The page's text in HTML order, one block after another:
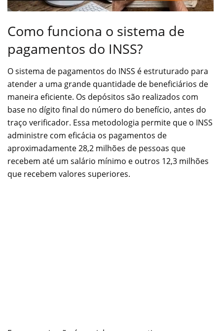
Como funciona o sistema de
pagamentos do INSS?
O sistema de pagamentos do INSS é estruturado para
atender a uma grande quantidade de beneficiários de
maneira eficiente. Os depósitos são realizados com
base no dígito final do número do benefício, antes do
traço verificador. Essa metodologia permite que o INSS
administre com eficácia os pagamentos de
aproximadamente 28,2 milhões de pessoas que
recebem até um salário mínimo e outros 12,3 milhões
que recebem valores superiores.